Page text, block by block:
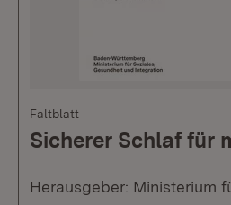
Faltblatt
Sicherer Schlaf für
Herausgeber: Ministerium